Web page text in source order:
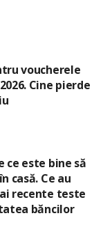
voucherele
Cine pierde
ce este bine să
casă. Ce au
recente teste
băncilor